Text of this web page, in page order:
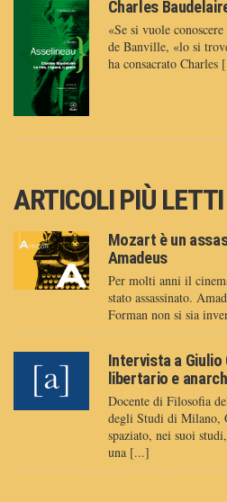
Charles
«Se si vuole
de Banville, «lo si
ha consacrato Charles
ARTICOLI PIÙ LETTI
Mozart è un
Amadeus
Per molti anni il
stato assassinato.
Forman non si sia
Intervista a
libertario e
Docente di Filosofia
degli Studi di Milano,
spaziato, nei suoi
una [...]